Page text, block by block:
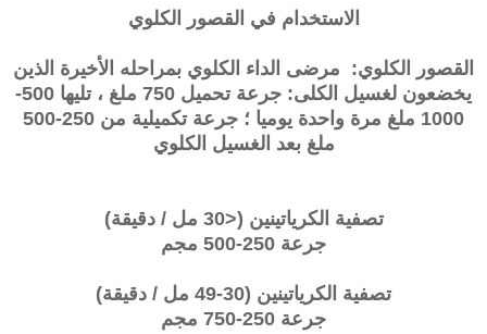
الاستخدام في القصور الكلوي
القصور الكلوي: مرضى الداء الكلوي بمراحله الأخيرة الذين
يخضعون لغسيل الكلى: جرعة تحميل 750 ملغ ، تليها 500-
1000 ملغ مرة واحدة يوميا ؛ جرعة تكميلية من 250-500
ملغ بعد الغسيل الكلوي
تصفية الكرياتينين (<30 مل / دقيقة)
جرعة 250-500 مجم
تصفية الكرياتينين (30-49 مل / دقيقة)
جرعة 250-750 مجم